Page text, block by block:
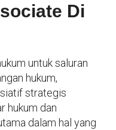
Di
untuk saluran
hukum,
strategis
hukum dan
dalam hal yang